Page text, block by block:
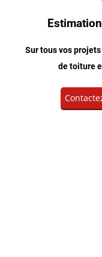
Sur tous vos
de toiture